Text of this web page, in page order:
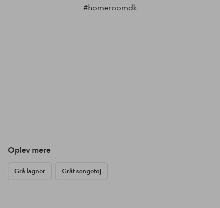
#homeroomdk
Oplev mere
Grå lagner Gråt sengetøj